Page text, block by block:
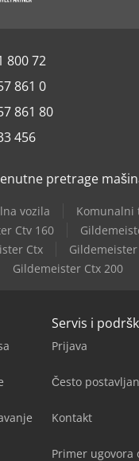
800 72
861 0
861 80
456
pretrage
vozila
Komunalni
Ctv 160
Ctx
Gildemeister Ctx 200
Servis i
Prijava
Često
Kontakt
Primer ugovora